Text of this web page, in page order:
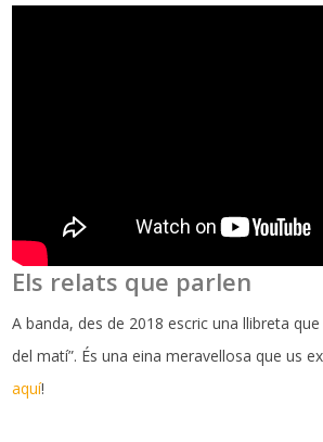
Els relats que parlen
A banda, des de 2018 escric una llibreta
del matí”. És una eina meravellosa que us
aquí!